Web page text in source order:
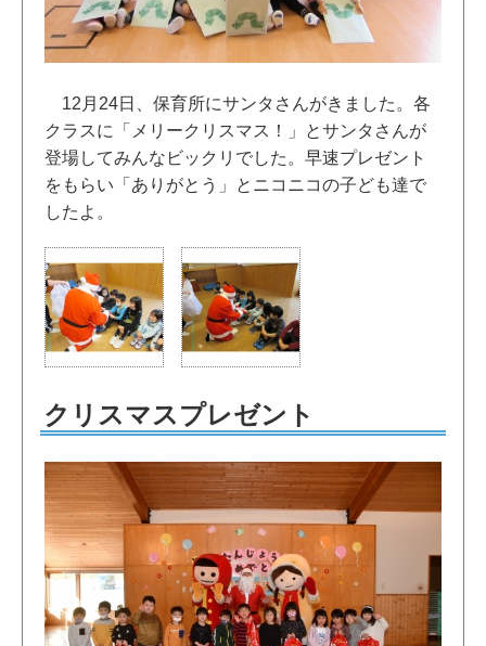
12月24日、保育所にサンタさんがきました。各
クラスに「メリークリスマス！」とサンタさんが
登場してみんなビックリでした。早速プレゼント
をもらい「ありがとう」とニコニコの子ども達で
したよ。
クリスマスプレゼント